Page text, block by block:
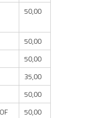
50,00
50,00
50,00
35,00
50,00
50,00